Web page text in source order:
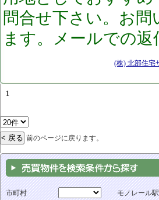
問合せ下さい。お
ます。メールでの
(株) 北部住宅
1
前のページに戻ります。
市町村
モノレール